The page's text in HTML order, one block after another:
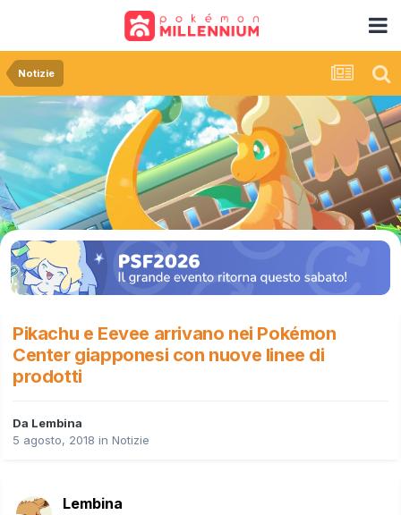
Notizie
Pikachu e Eevee arrivano nei Pokémon
Center giapponesi con nuove linee di
prodotti
Da Lembina
5 agosto, 2018 in Notizie
Lembina